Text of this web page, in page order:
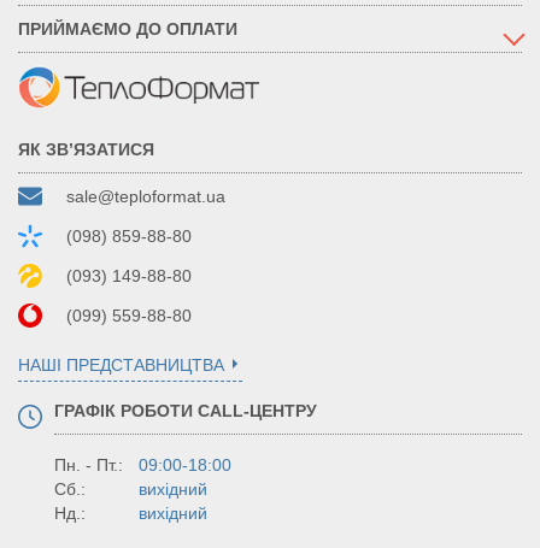
ПРИЙМАЄМО ДО ОПЛАТИ
ЯК ЗВ’ЯЗАТИСЯ
sale@teploformat.ua
(098) 859-88-80
(093) 149-88-80
(099) 559-88-80
НАШІ ПРЕДСТАВНИЦТВА
ГРАФІК РОБОТИ CALL-ЦЕНТРУ
Пн. - Пт.:
09:00-18:00
Сб.:
вихідний
Нд.:
вихідний